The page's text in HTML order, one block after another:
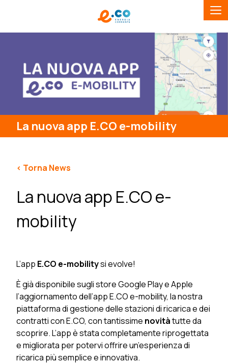
La nuova app E.CO e-mobility
< Torna News
La nuova app E.CO e-
mobility
L’app E.CO e-mobilitysi evolve!
È già disponibile sugli store Google Play e Apple
l’aggiornamento dell’app E.CO e-mobility, la nostra
piattaforma di gestione delle stazioni di ricarica e dei
contratti con E.CO, con tantissime novitàtutte da
scoprire. L’app è stata completamente riprogettata
e migliorata per potervi offrire un’esperienza di
ricarica più semplice e innovativa.